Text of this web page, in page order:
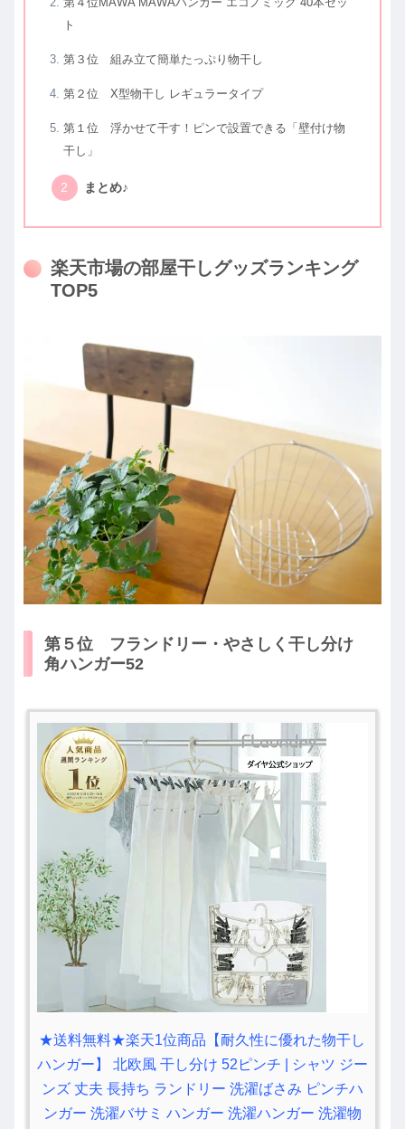
ト
第３位 組み立て簡単たっぷり物干し
第２位 X型物干し レギュラータイプ
第１位 浮かせて干す！ピンで設置できる「壁付け物
干し」
まとめ♪
楽天市場の部屋干しグッズランキング
TOP5
第５位 フランドリー・やさしく干し分け
角ハンガー52
★送料無料★楽天1位商品【耐久性に優れた物干し
ハンガー】 北欧風 干し分け 52ピンチ | シャツ ジー
ンズ 丈夫 長持ち ランドリー 洗濯ばさみ ピンチハ
ンガー 洗濯バサミ ハンガー 洗濯ハンガー 洗濯物